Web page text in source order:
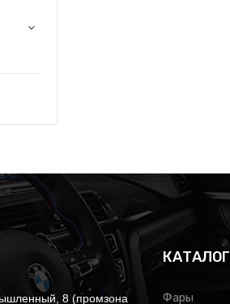
8 (промзона
КАТАЛОГ
Фары